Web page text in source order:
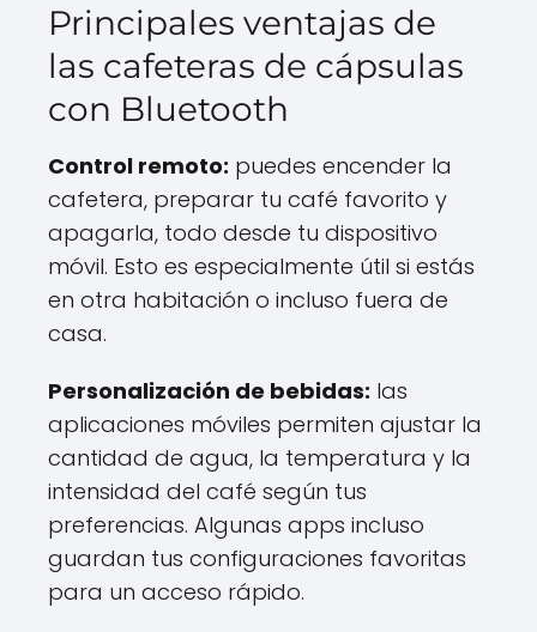
Principales ventajas de
las cafeteras de cápsulas
con Bluetooth
Control remoto: puedes encender la
cafetera, preparar tu café favorito y
apagarla, todo desde tu dispositivo
móvil. Esto es especialmente útil si estás
en otra habitación o incluso fuera de
casa.
Personalización de bebidas: las
aplicaciones móviles permiten ajustar la
cantidad de agua, la temperatura y la
intensidad del café según tus
preferencias. Algunas apps incluso
guardan tus configuraciones favoritas
para un acceso rápido.